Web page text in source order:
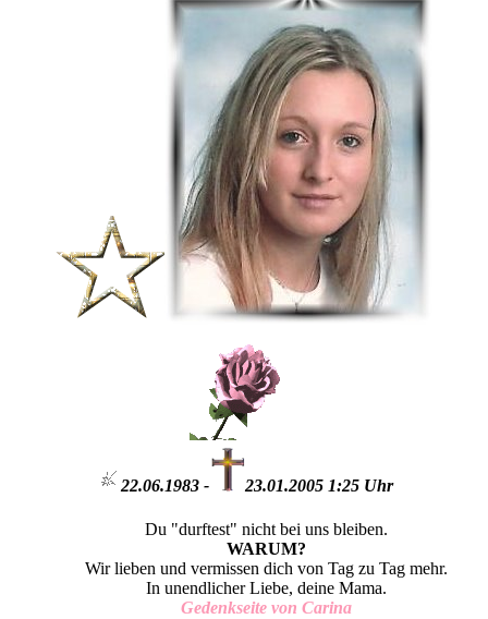
22.06.1983 - 23.01.2005 1:25 Uhr
Du "durftest" nicht bei uns bleiben.
WARUM?
Wir lieben und vermissen dich von Tag zu Tag mehr.
In unendlicher Liebe, deine Mama.
Gedenkseite von Carina